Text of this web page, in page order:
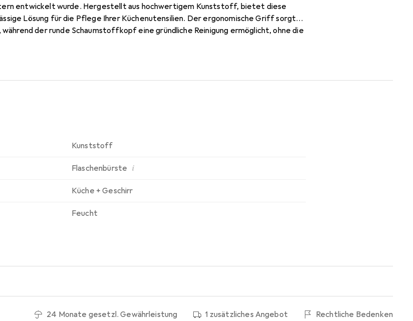
entwickelt wurde. Hergestellt aus hochwertigem Kunststoff, bietet diese
Lösung für die Pflege Ihrer Küchenutensilien. Der ergonomische Griff sorgt
während der runde Schaumstoffkopf eine gründliche Reinigung ermöglicht, ohne die
Gebrauch. Mit ihrer durchdachten Konstruktion und den funktionalen
Kunststoff
Flaschenbürste i
Küche + Geschirr
Feucht
24 Monate gesetzl. Gewährleistung
1 zusätzliches Angebot
Rechtliche Bedenken